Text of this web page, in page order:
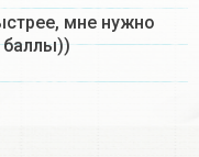
мне нужно
баллы))